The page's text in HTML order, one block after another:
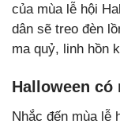
của mùa lễ hội
dân sẽ treo đèn
ma quỷ, linh hồn
Halloween có
Nhắc đến mùa lễ